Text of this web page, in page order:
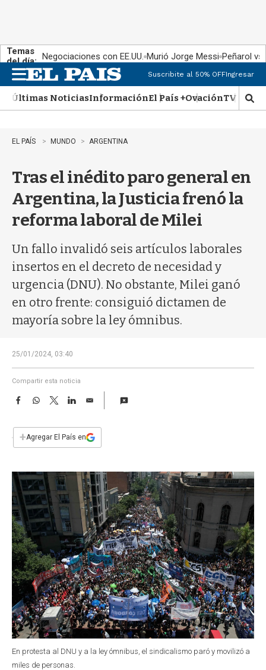
Temas
del día: Negociaciones con EE.UU. Murió Jorge Messi Peñarol
n
u
Suscribite al 50% OFFIngresar
Últimas NoticiasInformaciónEl País +OvaciónTV Show
M
o
r
b
EL PAÍS MUNDO ARGENTINA
Tras el inédito paro general en
Argentina, la Justicia frenó la
reforma laboral de Milei
Un fallo invalidó seis artículos laborales
insertos en el decreto de necesidad y
urgencia (DNU). No obstante, Milei ganó
en otro frente: consiguió dictamen de
mayoría sobre la ley ómnibus.
25/01/2024, 03:40
Compartir esta noticia
F
e
b
k
W
s
p
T
w
t
L
n
E
i
l
+Agregar El País en
En protesta al DNU y a la ley ómnibus, el sindicalismo paró y movilizó a
miles de personas.